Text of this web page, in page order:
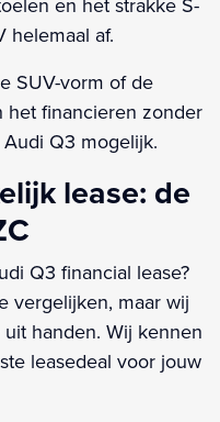
helemaal af.
SUV-vorm of de
het financieren zonder
Q3 mogelijk.
lease: de
Q3 financial lease?
vergelijken, maar wij
handen. Wij kennen
leasedeal voor jouw